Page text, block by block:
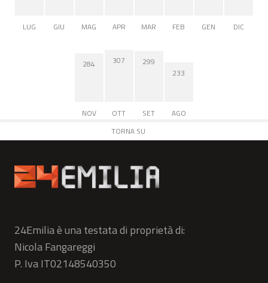
LUG GIU MAG APR MAR FEB GEN DIC
284
NOV
307
OTT
299
SET
233
AGO
TORNA SU
24Emilia è una testata di proprietà di:
Nicola Fangareggi
P. Iva IT02148540350